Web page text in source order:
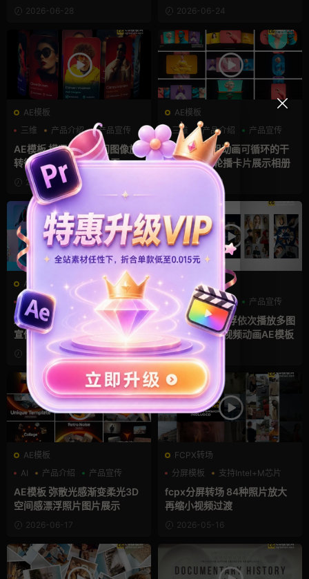
2026-06-28
开场2026-06-24
AE模板
三维
产品介绍 产品宣传
AE模板 横竖屏3D空间图像旋
转循环卡片轮播展示动画
2026-06-23
AE模板
三维
产品介绍 产品宣传
AE模板 20组动画可循环的干
净圆角图像轮播卡片展示相册
2026-06-21
AE模板
三维
产品宣传
企业宣传模板
AE照片墙模板 视频剪辑广告
宣传片3D空间悬浮图片展示
2026-06-19
AE模板
三维
产品介绍 产品宣传
Ae模版 照片悬浮依次播放多图
轮播排版展示视频动画AE模板
2026-06-18
AE模板
AI
产品介绍 产品宣传
AE模板 弥散光感渐变柔光3D
空间感漂浮照片图片展示
2026-06-17
FCPX转场
分屏模板
支持Intel+M芯片
照片墙
fcpx分屏转场 84种照片放大
再缩小视频过渡
2026-05-16